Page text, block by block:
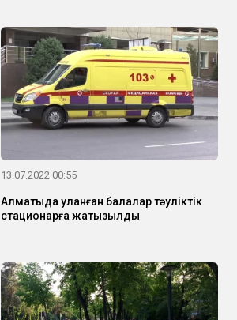
13.07.2022 00:55
Алматыда уланған балалар тәуліктік
стационарға жатқызылды